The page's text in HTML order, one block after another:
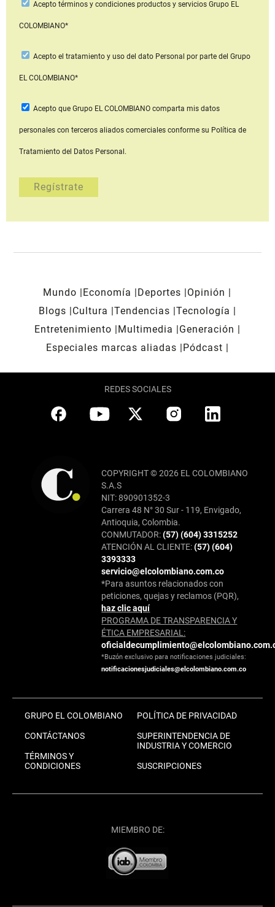
Aceptotérminos y condiciones productos y serviciosGrupo EL
COLOMBIANO*
Acepto el tratamiento y uso del dato Personal por parte del Grupo
EL COLOMBIANO*
Acepto que Grupo EL COLOMBIANOcomparta mis datos
personales con terceros aliados comerciales conforme su Política de
Tratamiento del Datos Personal.
Mundo Economía Deportes
Opinión
Blogs
Cultura Tendencias Tecnología
Entretenimiento
Multimedia
Generación
Especiales marcas aliadas
Pódcast
REDES SOCIALES
COPYRIGHT © 2026 EL COLOMBIANO
S.A.S
NIT: 890901352-3
Carrera 48 N° 30 Sur - 119, Envigado,
Antioquia, Colombia.
CONMUTADOR:(57) (604) 3315252
ATENCIÓN AL CLIENTE:(57) (604)
3393333
servicio@elcolombiano.com.co
*Para asuntos relacionados con
peticiones, quejas y reclamos (PQR),
haz clic aquí
PROGRAMA DE TRANSPARENCIA Y
ÉTICA EMPRESARIAL:
*Buzón exclusivo para notificaciones judiciales:
notificacionesjudiciales@elcolombiano.com.co
GRUPO EL COLOMBIANO
CONTÁCTANOS
TÉRMINOS Y
CONDICIONES
POLÍTICA DE PRIVACIDAD
SUPERINTENDENCIA DE
INDUSTRIA Y COMERCIO
SUSCRIPCIONES
MIEMBRO DE: